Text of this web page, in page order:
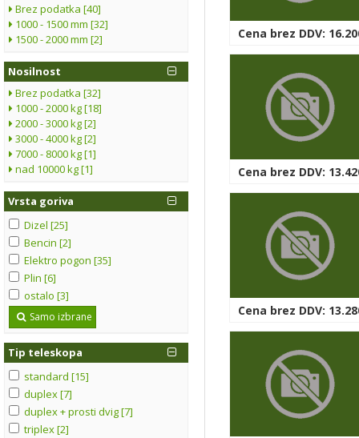
Brez podatka [40]
1000 - 1500 mm [32]
1500 - 2000 mm [2]
Nosilnost
Brez podatka [32]
1000 - 2000 kg [18]
2000 - 3000 kg [2]
3000 - 4000 kg [2]
7000 - 8000 kg [1]
nad 10000 kg [1]
Vrsta goriva
Dizel [25]
Bencin [2]
Elektro pogon [35]
Plin [6]
ostalo [3]
Samo izbrane
Tip teleskopa
standard [15]
duplex [7]
duplex + prosti dvig [7]
triplex [2]
Cena brez DDV:
Cena brez DDV:
Cena brez DDV: